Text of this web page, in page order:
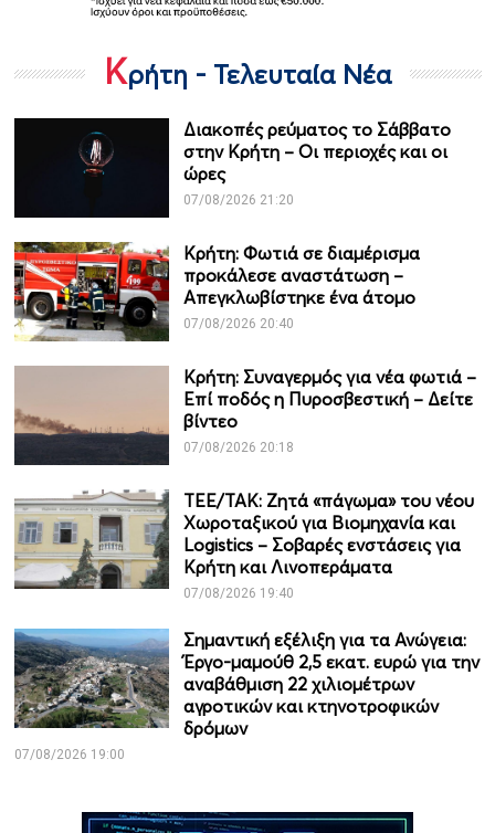
Κρήτη - Τελευταία Νέα
Διακοπές ρεύματος το Σάββατο
στην Κρήτη – Οι περιοχές και οι
ώρες
07/08/2026 21:20
Κρήτη: Φωτιά σε διαμέρισμα
προκάλεσε αναστάτωση –
Απεγκλωβίστηκε ένα άτομο
07/08/2026 20:40
Κρήτη: Συναγερμός για νέα φωτιά –
Επί ποδός η Πυροσβεστική – Δείτε
βίντεο
07/08/2026 20:18
ΤΕΕ/ΤΑΚ: Ζητά «πάγωμα» του νέου
Χωροταξικού για Βιομηχανία και
Logistics – Σοβαρές ενστάσεις για
Κρήτη και Λινοπεράματα
07/08/2026 19:40
Σημαντική εξέλιξη για τα Ανώγεια:
Έργο-μαμούθ 2,5 εκατ. ευρώ για την
αναβάθμιση 22 χιλιομέτρων
αγροτικών και κτηνοτροφικών
δρόμων
07/08/2026 19:00